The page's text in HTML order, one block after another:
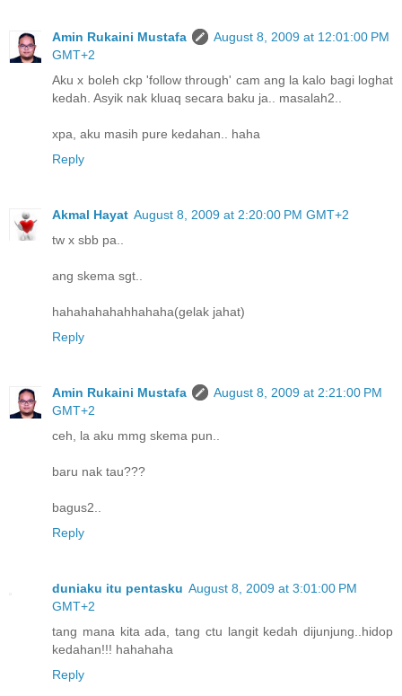
Amin Rukaini Mustafa
August 8, 2009 at 12:01:00 PM
GMT+2
Aku x boleh ckp 'follow through' cam ang la kalo bagi loghat
kedah. Asyik nak kluaq secara baku ja.. masalah2..
xpa, aku masih pure kedahan.. haha
Reply
Akmal Hayat August 8, 2009 at 2:20:00 PM GMT+2
tw x sbb pa..
ang skema sgt..
hahahahahahhahaha(gelak jahat)
Reply
Amin Rukaini Mustafa
August 8, 2009 at 2:21:00 PM
GMT+2
ceh, la aku mmg skema pun..
baru nak tau???
bagus2..
Reply
duniaku itu pentasku August 8, 2009 at 3:01:00 PM
GMT+2
tang mana kita ada, tang ctu langit kedah dijunjung..hidop
kedahan!!! hahahaha
Reply